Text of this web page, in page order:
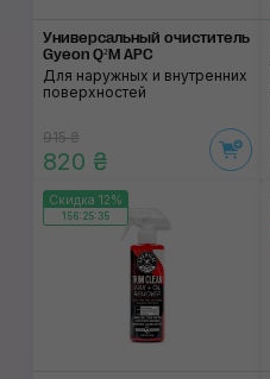
Универсальный очис­титель
Gyeon Q²M APC
Для наружных и внутренних
поверхностей
915 ₴
820 ₴
Скидка 12%
156:25:35